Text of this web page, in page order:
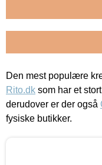
Den mest populære
Rito.dk som har et
derudover er der også
fysiske butikker.